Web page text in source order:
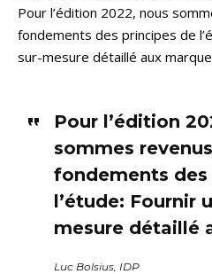
Pour l’édition 2022, nous
fondements des principes de
sur-mesure détaillé aux
Pour l’édition
sommes
fondements
l’étude: Fournir
mesure détaillé
Luc Bolsius, IDP